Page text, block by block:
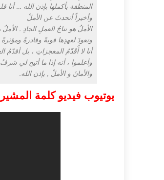
المنطقة بأكملها بإذن الله …
وأخيراً أتحدثَ عن الأملْ
الأملُ هو نتاجُ العملِ الجادِ .
وتعودَ لعهدِها قويةً وقادرةً
أنا لا أُقَدّمُ المعجزاتِ ، بل أقدّمُ
وأعلموا ، أنه إذا ما أتيح لي
والأمانَ و الأملْ , بإذن الله.
يوتيوب فيديو كلمة